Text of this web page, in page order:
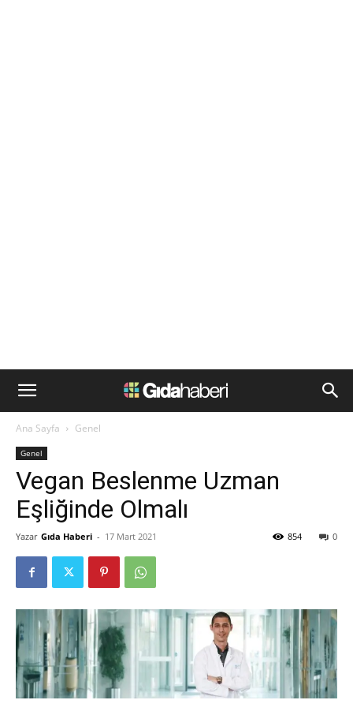
Ana Sayfa Genel
Genel
Vegan Beslenme Uzman
Eşliğinde Olmalı
Yazar Gıda Haberi - 17 Mart 2021 0
854